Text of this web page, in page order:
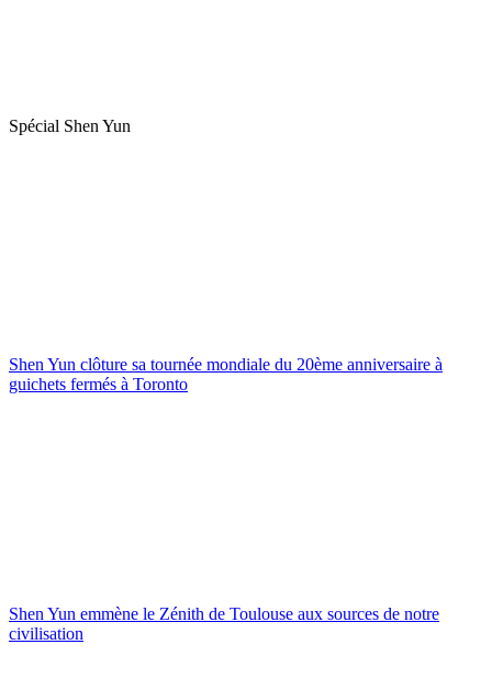
Spécial Shen Yun
Shen Yun clôture sa tournée mondiale du 20ème anniversaire à
guichets fermés à Toronto
Shen Yun emmène le Zénith de Toulouse aux sources de notre
civilisation